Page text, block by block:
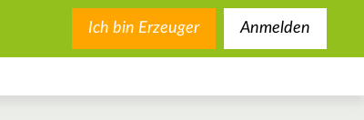
Ich bin Erzeuger Anmelden